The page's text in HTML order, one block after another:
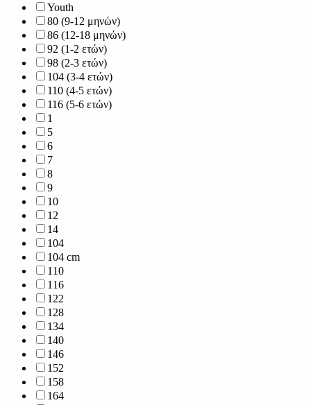
Youth
80 (9-12 μηνών)
86 (12-18 μηνών)
92 (1-2 ετών)
98 (2-3 ετών)
104 (3-4 ετών)
110 (4-5 ετών)
116 (5-6 ετών)
1
5
6
7
8
9
10
12
14
104
104 cm
110
116
122
128
134
140
146
152
158
164